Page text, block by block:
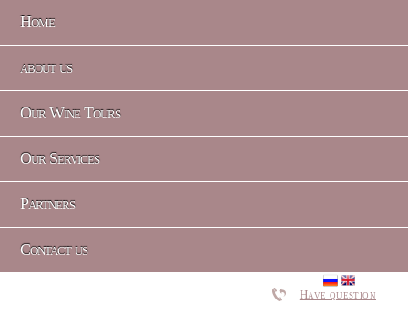
Home
about us
Our Wine Tours
Our Services
Partners
Contact us
Have question